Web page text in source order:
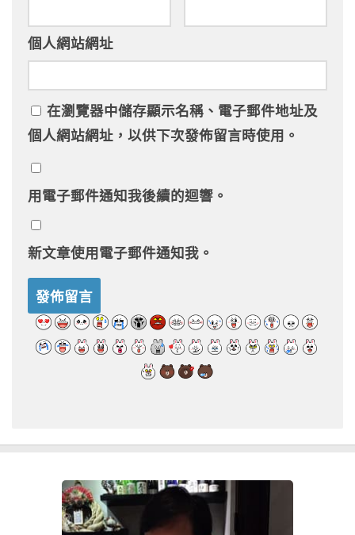
個人網站網址
在瀏覽器中儲存顯示名稱、電子郵件地址及
個人網站網址，以供下次發佈留言時使用。
用電子郵件通知我後續的迴響。
新文章使用電子郵件通知我。